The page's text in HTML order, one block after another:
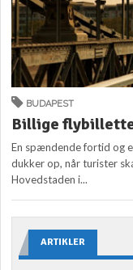
BUDAPEST
Billige
En spændende fortid og
dukker op, når turister
Hovedstaden i...
ARTIKLER